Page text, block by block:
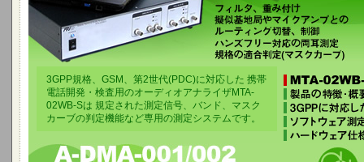
擬似基地局やマイクアンプとのルーティング切替、制御
ハンズフリー対応の両耳測定規格の適合判定(マスクカーブ)
3GPP規格、GSM、第2世代(PDC)に対応した 携帯
電話開発・検査用のオーディオアナライザMTA-
02WB-Sは 規定された測定信号、バンド、マスク
カーブの判定機能など専用の測定システムです。